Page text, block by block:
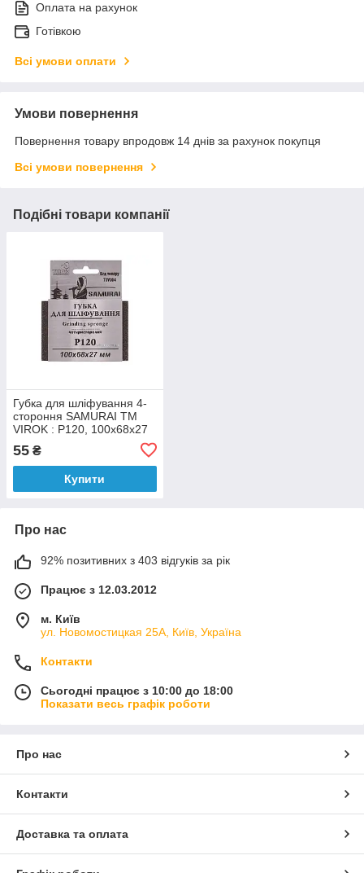
Оплата на рахунок
Готівкою
Всі умови оплати
Умови повернення
Повернення товару впродовж 14 днів за рахунок покупця
Всі умови повернення
Подібні товари компанії
Губка для шліфування 4-
стороння SAMURAI ТМ
VIROK : Р120, 100х68х27
55 ₴
Купити
Про нас
92% позитивних з 403 відгуків за рік
Працює з 12.03.2012
м. Київ
ул. Новомостицкая 25А, Київ, Україна
Контакти
Сьогодні працює з 10:00 до 18:00
Показати весь графік роботи
Про нас
Контакти
Доставка та оплата